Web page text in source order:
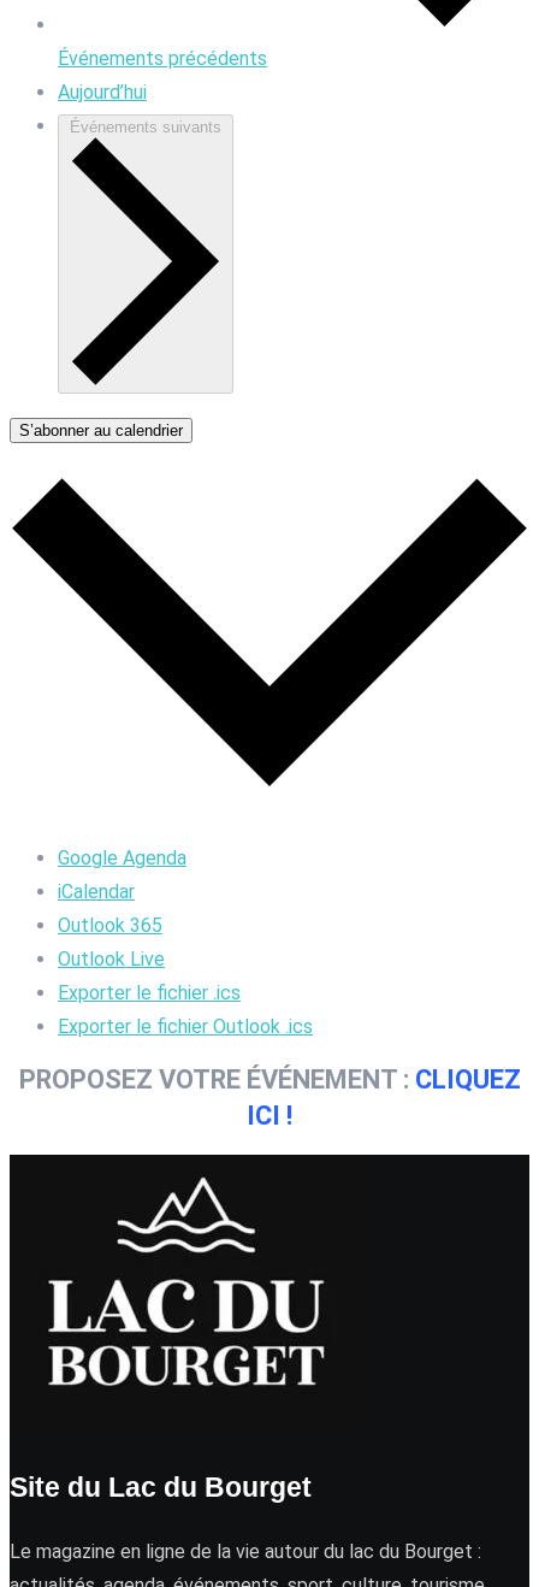
Événements précédents
Aujourd’hui
Événements suivants
S’abonner au calendrier
Google Agenda
iCalendar
Outlook 365
Outlook Live
Exporter le fichier .ics
Exporter le fichier Outlook .ics
PROPOSEZ VOTRE ÉVÉNEMENT : CLIQUEZ
ICI !
Site du Lac du Bourget
Le magazine en ligne de la vie autour du lac du Bourget :